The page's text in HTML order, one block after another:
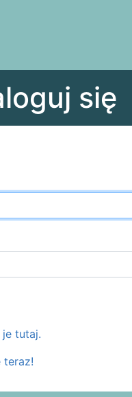
się
je tutaj.
teraz!